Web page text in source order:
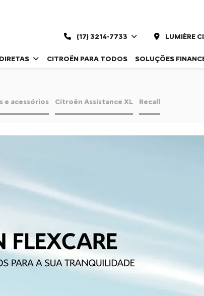
(17) 3214-7733 LUMIÈRE
CITROËN PARA TODOS SOLUÇÕES
e acessórios Citroën Assistance XL Recall